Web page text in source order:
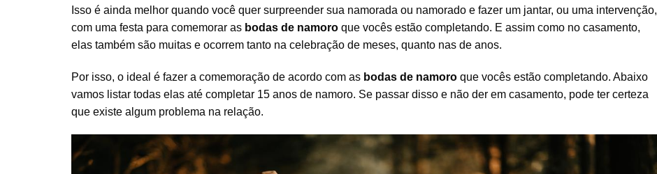
Isso é ainda melhor quando você quer surpreender sua namorada ou namorado e fazer um jantar, ou uma intervenção,
com uma festa para comemorar as bodas de namoro que vocês estão completando. E assim como no casamento,
elas também são muitas e ocorrem tanto na celebração de meses, quanto nas de anos.
Por isso, o ideal é fazer a comemoração de acordo com as bodas de namoro que vocês estão completando. Abaixo
vamos listar todas elas até completar 15 anos de namoro. Se passar disso e não der em casamento, pode ter certeza
que existe algum problema na relação.